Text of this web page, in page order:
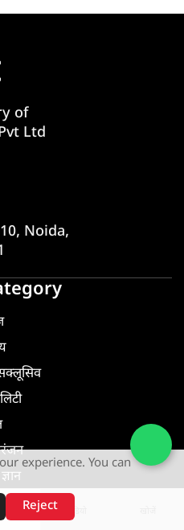
of
Ltd
Noida,
experience. You can
Reject